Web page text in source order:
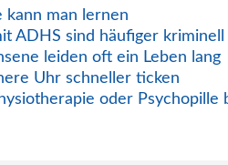
kann man lernen
ADHS sind häufiger kriminell
leiden oft ein Leben lang
Uhr schneller ticken
oder Psychopille